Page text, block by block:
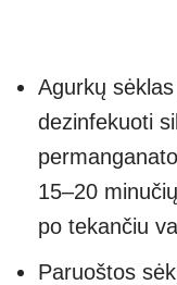
Agurkų
dezinfekuoti
15–20
po tekančiu
Paruoštos